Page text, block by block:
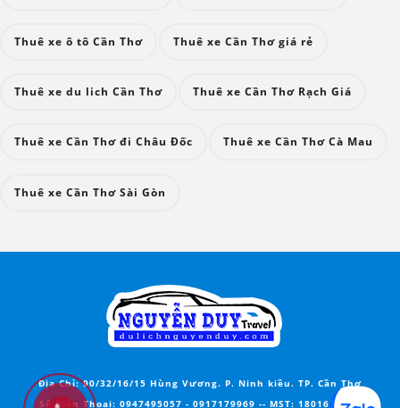
Thuê xe ô tô Cần Thơ Thuê xe Cần Thơ giá rẻ
Thuê xe du lich Cần Thơ Thuê xe Cần Thơ Rạch Giá
Thuê xe Cần Thơ đi Châu Đốc Thuê xe Cần Thơ Cà Mau
Thuê xe Cần Thơ Sài Gòn
Địa Chỉ:90/32/16/15 Hùng Vương. P. Ninh kiều. TP. Cần Thơ
Số Điện Thoại: 0947495057 - 0917179969 -- MST: 1801616152